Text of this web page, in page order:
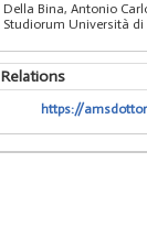
Della Bina, Antonio
Studiorum Università
Relations
https://